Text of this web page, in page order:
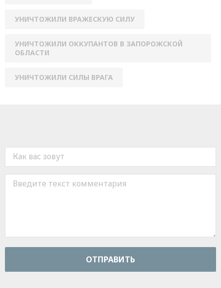
УНИЧТОЖИЛИ ВРАЖЕСКУЮ СИЛУ
УНИЧТОЖИЛИ ОККУПАНТОВ В ЗАПОРОЖСКОЙ
ОБЛАСТИ
УНИЧТОЖИЛИ СИЛЫ ВРАГА
ОТПРАВИТЬ